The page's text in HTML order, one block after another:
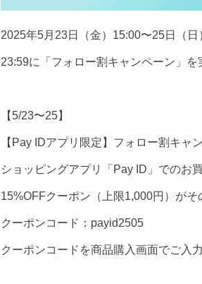
2025年5月23日（金）15:00〜25日（日
23:59に「フォロー割キャンペーン」を
【5/23〜25】
【Pay IDアプリ限定】フォロー割キャ
ショッピングアプリ「Pay ID」でのお
15%OFFクーポン（上限1,000円）がそ
クーポンコード：payid2505
クーポンコードを商品購入画面でご入力